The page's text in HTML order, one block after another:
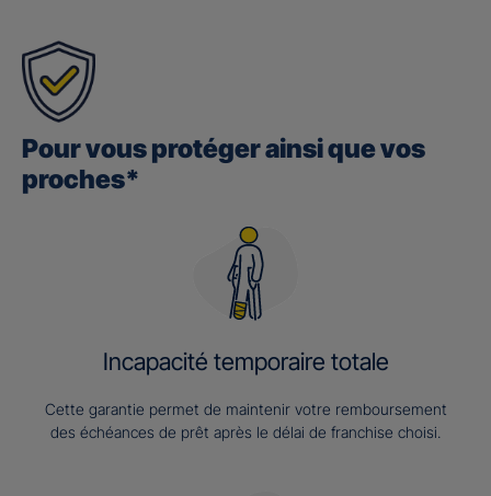
Pour vous protéger ainsi que vos
proches*
Incapacité temporaire totale
Cette garantie permet de maintenir votre remboursement
des échéances de prêt après le délai de franchise choisi.